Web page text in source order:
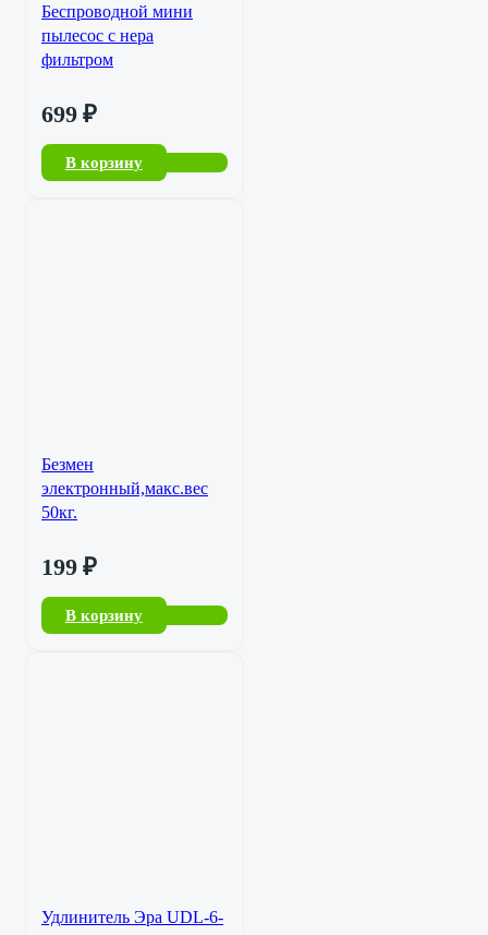
Беспроводной мини
пылесос с нера
фильтром
699 ₽
В корзину
Безмен
электронный,макс.вес
50кг.
199 ₽
В корзину
Удлинитель Эра UDL-6-